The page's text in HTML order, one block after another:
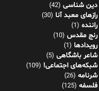
دین شناسی (42)
رازهای معبد آنا (30)
راننده (1)
رنج مقدس (10)
رویدادها (1)
شاعر باشگاهی (5)
شبکه‌های اجتماعی! (109)
شرنامه (26)
فلسفه (125)